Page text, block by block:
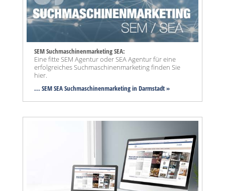
SEM Suchmaschinenmarketing SEA:
Eine fitte SEM Agentur oder SEA Agentur für eine
erfolgreiches Suchmaschinenmarketing finden Sie
hier.
... SEM SEA Suchmaschinenmarketingin Darmstadt »